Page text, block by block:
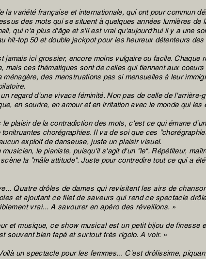
la variété française et internationale, qui ont pour commun
des mots qui se situent à quelques années lumières de
qui n'a plus d'âge et s'il est vrai qu'aujourd'hui il y a une
hit-top 50 et double jackpot pour les heureux détenteurs
jamais ici grossier, encore moins vulgaire ou facile. Chaque
mais ces thématiques sont de celles qui tiennent aux
des menstruations pas si mensuelles à leur
regard d'une vivace féminité. Non pas de celle de l'arrière-
en sourire, en amour et en irritation avec le monde qui
plaisir de la contradiction des mots, c'est ce qui émane
chorégraphies. Il va de soi que ces
exploit de danseuse, juste un plaisir visuel.
le pianiste, puisqu'il s'agit d'un "le". Répétiteur,
la "mâle attitude". Juste pour contredire tout ce qui a
Quatre drôles de dames qui revisitent les airs de
et ajoutant ce filet de saveurs qui rend ce spectacle
vrai... A savourer en apéro des réveillons. »
et musique, ce show musical est un petit bijou de finesse
souvent bien tapé et surtout très rigolo. A voir. »
un spectacle pour les femmes... C'est drôlissime,